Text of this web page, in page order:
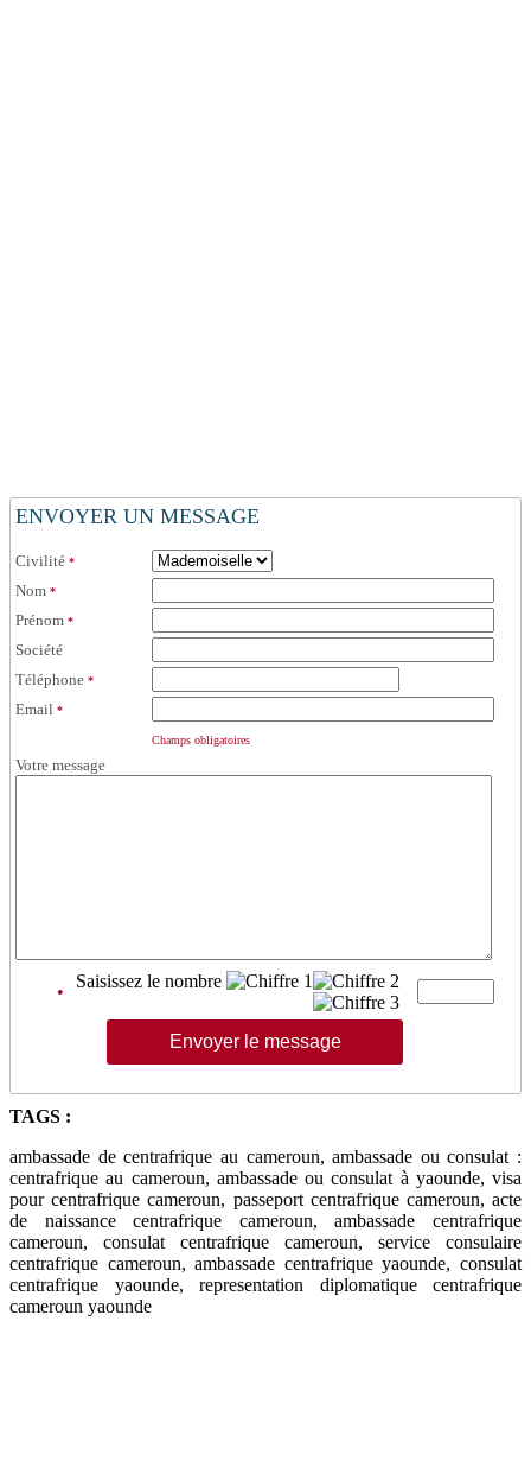
ENVOYER UN MESSAGE
Civilité *
Nom *
Prénom *
Société
Téléphone *
Email *
Champs obligatoires
Votre message
•
Saisissez le nombre
TAGS :
ambassade de centrafrique au cameroun, ambassade ou consulat :
centrafrique au cameroun, ambassade ou consulat à yaounde, visa
pour centrafrique cameroun, passeport centrafrique cameroun, acte
de naissance centrafrique cameroun, ambassade centrafrique
cameroun, consulat centrafrique cameroun, service consulaire
centrafrique cameroun, ambassade centrafrique yaounde, consulat
centrafrique yaounde, representation diplomatique centrafrique
cameroun yaounde